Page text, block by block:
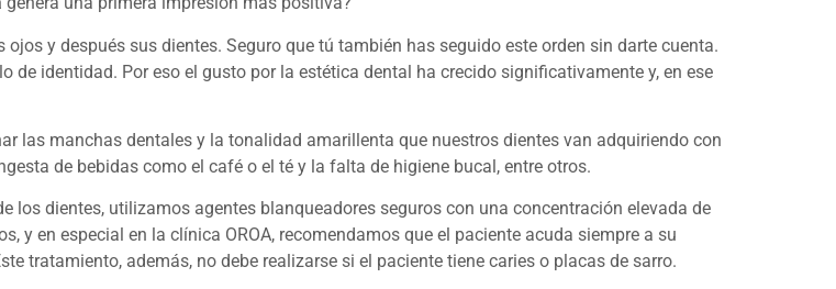
y después sus dientes. Seguro que tú también has seguido este orden sin darte cuenta.
de identidad. Por eso el gusto por la estética dental ha crecido significativamente y, en ese
las manchas dentales y la tonalidad amarillenta que nuestros dientes van adquiriendo con
de bebidas como el café o el té y la falta de higiene bucal, entre otros.
los dientes, utilizamos agentes blanqueadores seguros con una concentración elevada de
y en especial en la clínica OROA, recomendamos que el paciente acuda siempre a su
tratamiento, además, no debe realizarse si el paciente tiene caries o placas de sarro.